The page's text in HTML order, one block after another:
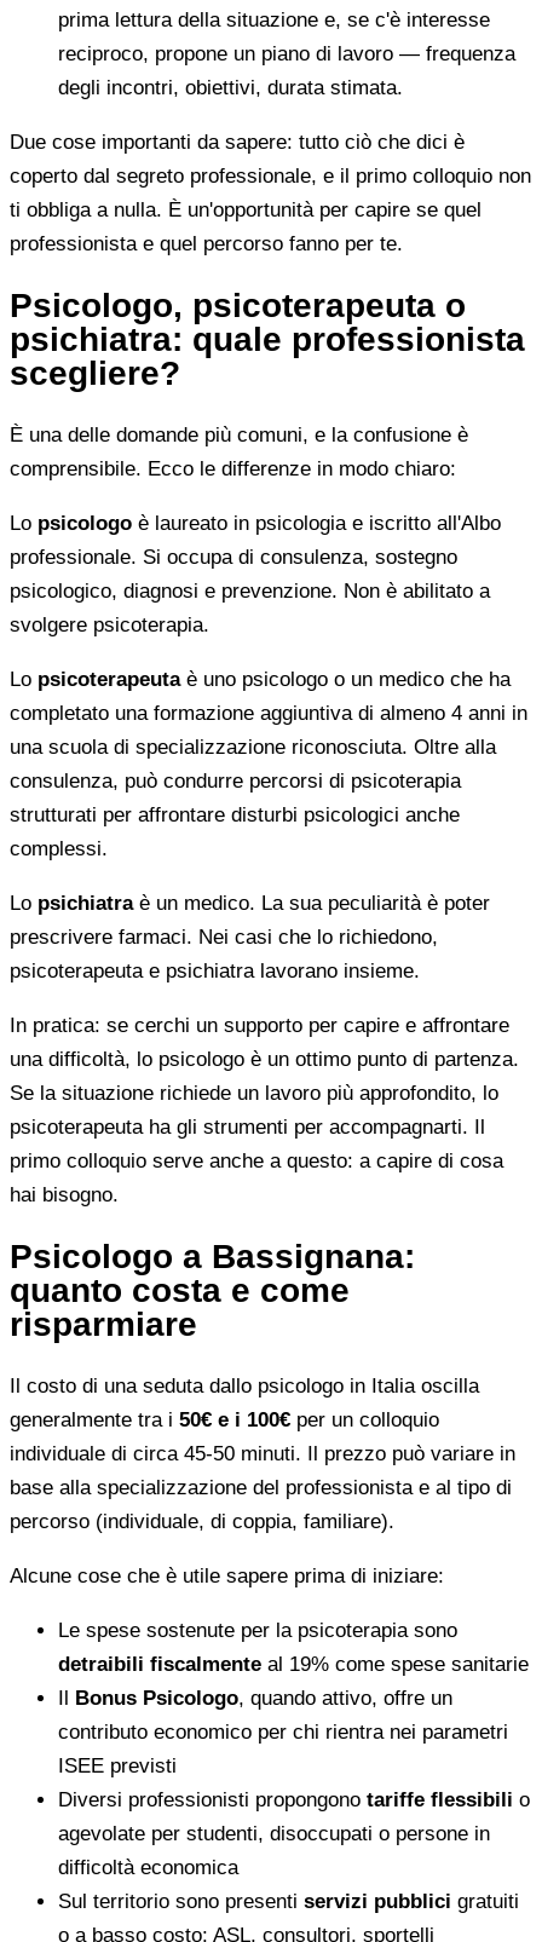
prima lettura della situazione e, se c'è interesse
reciproco, propone un piano di lavoro — frequenza
degli incontri, obiettivi, durata stimata.
Due cose importanti da sapere: tutto ciò che dici è
coperto dal segreto professionale, e il primo colloquio non
ti obbliga a nulla. È un'opportunità per capire se quel
professionista e quel percorso fanno per te.
Psicologo, psicoterapeuta o
psichiatra: quale professionista
scegliere?
È una delle domande più comuni, e la confusione è
comprensibile. Ecco le differenze in modo chiaro:
Lo psicologo è laureato in psicologia e iscritto all'Albo
professionale. Si occupa di consulenza, sostegno
psicologico, diagnosi e prevenzione. Non è abilitato a
svolgere psicoterapia.
Lo psicoterapeutaè uno psicologo o un medico che ha
completato una formazione aggiuntiva di almeno 4 anni in
una scuola di specializzazione riconosciuta. Oltre alla
consulenza, può condurre percorsi di psicoterapia
strutturati per affrontare disturbi psicologici anche
complessi.
Lo psichiatraè un medico. La sua peculiarità è poter
prescrivere farmaci. Nei casi che lo richiedono,
psicoterapeuta e psichiatra lavorano insieme.
In pratica: se cerchi un supporto per capire e affrontare
una difficoltà, lo psicologo è un ottimo punto di partenza.
Se la situazione richiede un lavoro più approfondito, lo
psicoterapeuta ha gli strumenti per accompagnarti. Il
primo colloquio serve anche a questo: a capire di cosa
hai bisogno.
Psicologo a Bassignana:
quanto costa e come
risparmiare
Il costo di una seduta dallo psicologo in Italia oscilla
generalmente tra i 50€ e i 100€ per un colloquio
individuale di circa 45-50 minuti. Il prezzo può variare in
base alla specializzazione del professionista e al tipo di
percorso (individuale, di coppia, familiare).
Alcune cose che è utile sapere prima di iniziare:
Le spese sostenute per la psicoterapia sono
detraibili fiscalmente al 19% come spese sanitarie
Il Bonus Psicologo, quando attivo, offre un
contributo economico per chi rientra nei parametri
ISEE previsti
Diversi professionisti propongono tariffe flessibili o
agevolate per studenti, disoccupati o persone in
difficoltà economica
Sul territorio sono presenti servizi pubblici gratuiti
o a basso costo: ASL, consultori, sportelli